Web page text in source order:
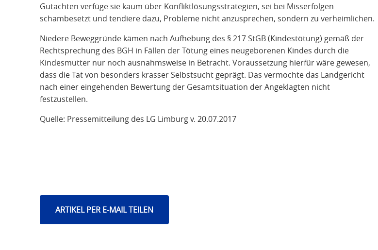
Gutachten verfüge sie kaum über Konfliktlösungsstrategien, sei bei Misserfolgen
schambesetzt und tendiere dazu, Probleme nicht anzusprechen, sondern zu verheimlichen.
Niedere Beweggründe kämen nach Aufhebung des § 217 StGB (Kindestötung) gemäß der
Rechtsprechung des BGH in Fällen der Tötung eines neugeborenen Kindes durch die
Kindesmutter nur noch ausnahmsweise in Betracht. Voraussetzung hierfür wäre gewesen,
dass die Tat von besonders krasser Selbstsucht geprägt. Das vermochte das Landgericht
nach einer eingehenden Bewertung der Gesamtsituation der Angeklagten nicht
festzustellen.
Quelle: Pressemitteilung des LG Limburg v. 20.07.2017
ARTIKEL PER E-MAIL TEILEN